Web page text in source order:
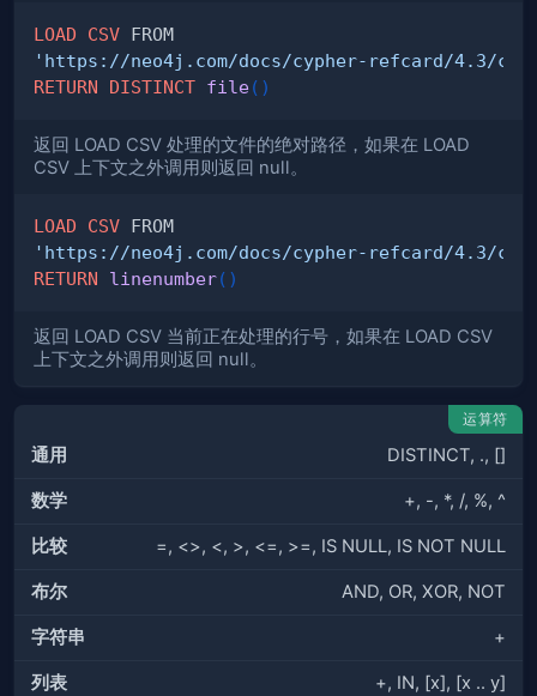
LOAD CSV
'https://neo4j.com/docs/cypher-refcard/4.3/
RETURN
DISTINCT file( )
返回 LOAD CSV 处理的文件的绝对路径，如果在 LOAD
CSV 上下文之外调用则返回 null。
LOAD CSV
'https://neo4j.com/docs/cypher-refcard/4.3/
RETURN
linenumber( )
返回 LOAD CSV 当前正在处理的行号，如果在 LOAD CSV
上下文之外调用则返回 null。
运算符
通用 DISTINCT, ., []
数学 +, -, *, /, %, ^
比较 =, <>, <, >, <=, >=, IS NULL, IS NOT NULL
布尔 AND, OR, XOR, NOT
字符串 +
列表 +, IN, [x], [x .. y]